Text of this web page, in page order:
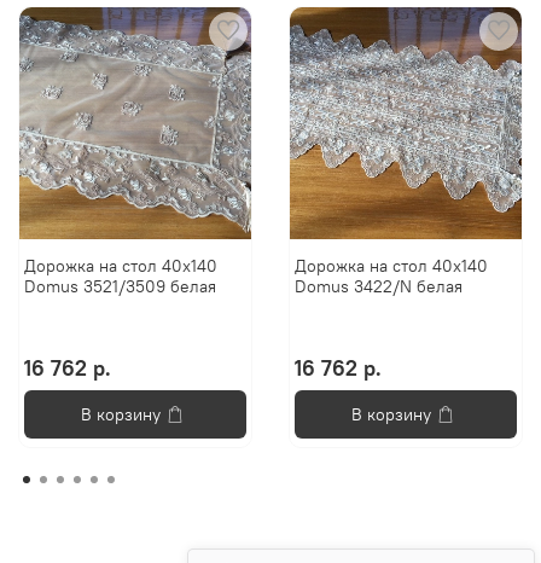
Дорожка на стол 40х140
Domus 3521/3509 белая
16 762 р.
В корзину
Дорожка на стол 40х140
Domus 3422/N белая
16 762 р.
В корзину